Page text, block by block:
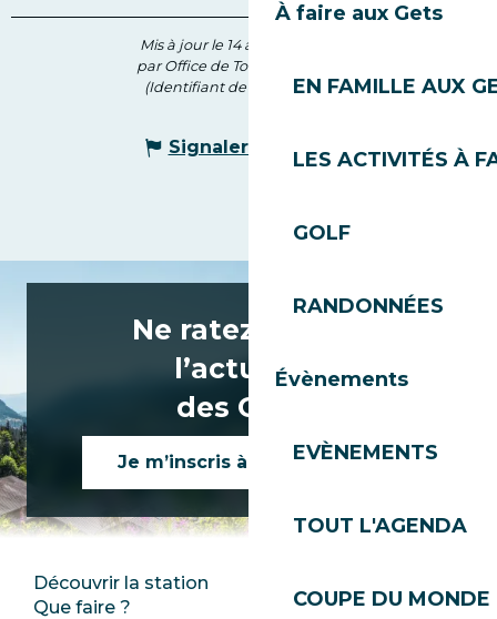
À faire aux Gets
EN FAMILLE AUX
LES ACTIVITÉS À
GOLF
RANDONNÉES
Évènements
EVÈNEMENTS
TOUT L'AGENDA
COUPE DU
Mis à jour le 14 avril 2026 à 12:20
par Office de Tourisme des Gets
(Identifiant de l'offre :206495)
Signaler une erreur
Ne ratez rien de
l’actualité
des Gets !
Je m’inscris à la newsletter
Découvrir la station
Que faire ?
Club Les Gets